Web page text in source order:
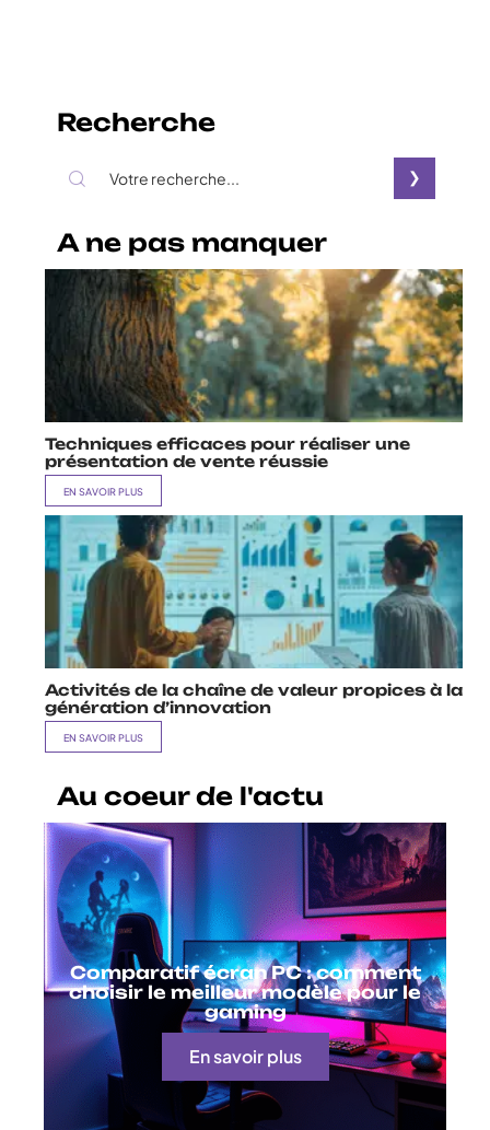
Recherche
A ne pas manquer
Techniques efficaces pour réaliser une
présentation de vente réussie
EN SAVOIR PLUS
Activités de la chaîne de valeur propices à la
génération d’innovation
EN SAVOIR PLUS
Au coeur de l'actu
Comparatif écran PC : comment
choisir le meilleur modèle pour le
gaming
En savoir plus